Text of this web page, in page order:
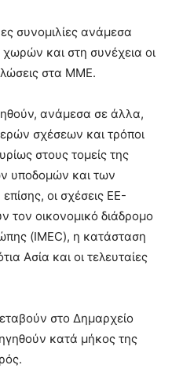
συνομιλίες ανάμεσα
και στη συνέχεια οι
στα ΜΜΕ.
ανάμεσα σε άλλα,
σχέσεων και τρόποι
στους τομείς της
υποδομών και των
οι σχέσεις ΕΕ-
τον οικονομικό διάδρομο
(IMEC), η κατάσταση
Ασία και οι τελευταίες
στο Δημαρχείο
κατά μήκος της